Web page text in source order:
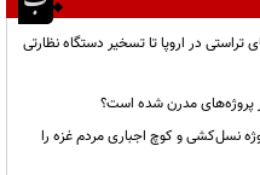
در اروپا تا تسخیر دستگاه نظارتی
پروژه‌های مدرن شده است؟
نسل‌کشی و کوچ اجباری مردم غزه را